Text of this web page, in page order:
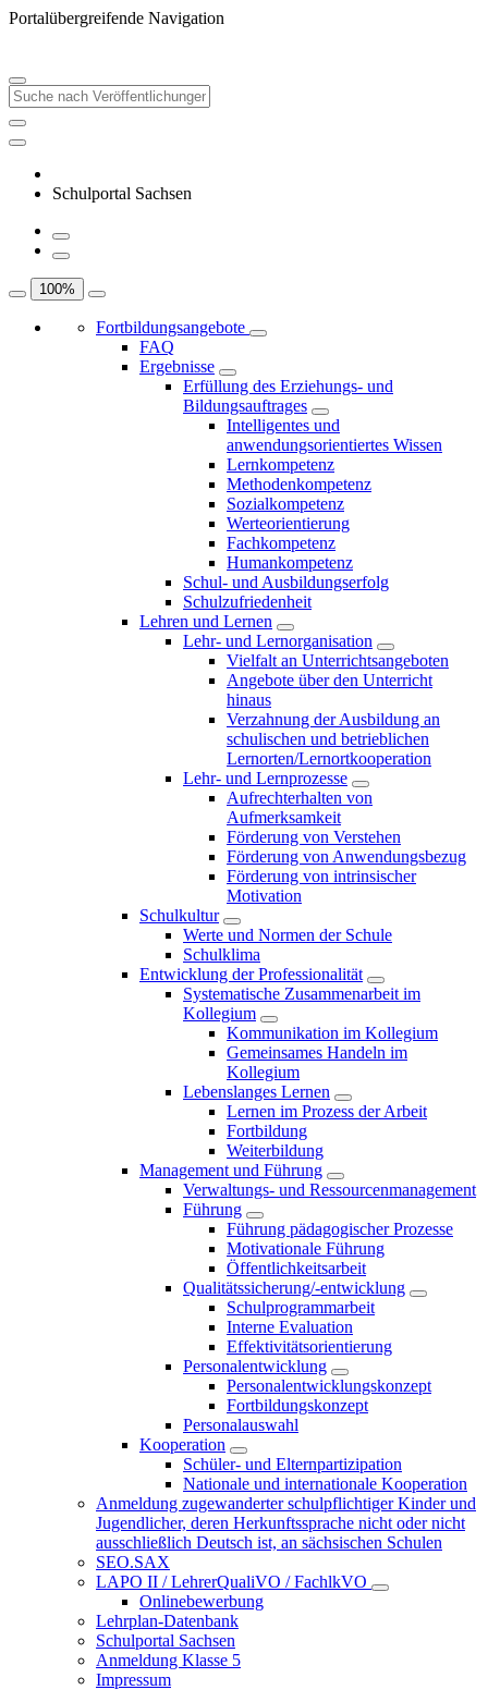
Portalübergreifende Navigation
Schulportal Sachsen
100%
Fortbildungsangebote
FAQ
Ergebnisse
Erfüllung des Erziehungs- und
Bildungsauftrages
Intelligentes und
anwendungsorientiertes Wissen
Lernkompetenz
Methodenkompetenz
Sozialkompetenz
Werteorientierung
Fachkompetenz
Humankompetenz
Schul- und Ausbildungserfolg
Schulzufriedenheit
Lehren und Lernen
Lehr- und Lernorganisation
Vielfalt an Unterrichtsangeboten
Angebote über den Unterricht
hinaus
Verzahnung der Ausbildung an
schulischen und betrieblichen
Lernorten/Lernortkooperation
Lehr- und Lernprozesse
Aufrechterhalten von
Aufmerksamkeit
Förderung von Verstehen
Förderung von Anwendungsbezug
Förderung von intrinsischer
Motivation
Schulkultur
Werte und Normen der Schule
Schulklima
Entwicklung der Professionalität
Systematische Zusammenarbeit im
Kollegium
Kommunikation im Kollegium
Gemeinsames Handeln im
Kollegium
Lebenslanges Lernen
Lernen im Prozess der Arbeit
Fortbildung
Weiterbildung
Management und Führung
Verwaltungs- und Ressourcenmanagement
Führung
Führung pädagogischer Prozesse
Motivationale Führung
Öffentlichkeitsarbeit
Qualitätssicherung/-entwicklung
Schulprogrammarbeit
Interne Evaluation
Effektivitätsorientierung
Personalentwicklung
Personalentwicklungskonzept
Fortbildungskonzept
Personalauswahl
Kooperation
Schüler- und Elternpartizipation
Nationale und internationale Kooperation
Anmeldung zugewanderter schulpflichtiger Kinder und
Jugendlicher, deren Herkunftssprache nicht oder nicht
ausschließlich Deutsch ist, an sächsischen Schulen
SEO.SAX
LAPO II / LehrerQualiVO / FachlkVO
Onlinebewerbung
Lehrplan-Datenbank
Schulportal Sachsen
Anmeldung Klasse 5
Impressum